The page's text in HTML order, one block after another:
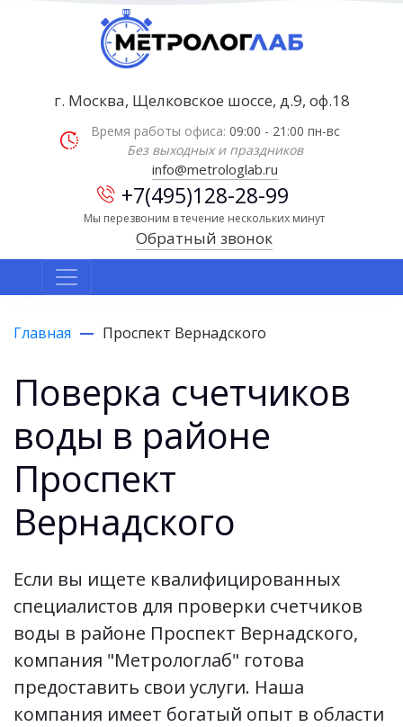
г. Москва, Щелковское шоссе, д.9, оф.18
Время работы офиса: 09:00 - 21:00 пн-вс
Без выходных и праздников
info@metrologlab.ru
+7(495)128-28-99
Мы перезвоним в течение нескольких минут
Обратный звонок
Главная Проспект Вернадского
Поверка счетчиков
воды в районе
Проспект
Вернадского
Если вы ищете квалифицированных
специалистов для проверки счетчиков
воды в районе Проспект Вернадского,
компания "Метрологлаб" готова
предоставить свои услуги. Наша
компания имеет богатый опыт в области